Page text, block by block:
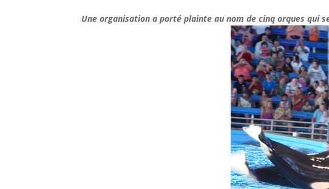
Une organisation a porté plainte au nom de cinq orques qui